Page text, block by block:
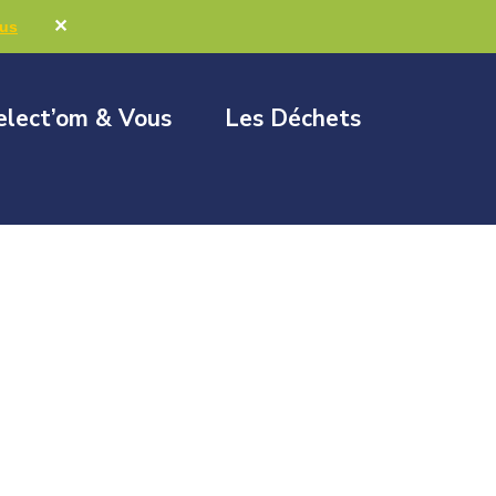
✕
& Vous Les Déchets